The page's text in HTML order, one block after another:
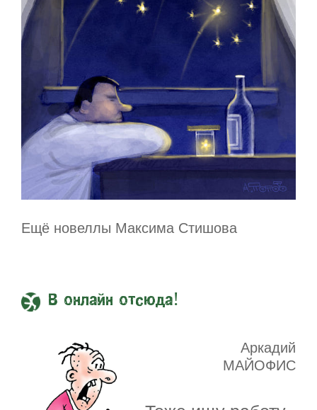
Ещё новеллы Максима Стишова
В онлайн отсюда!
Аркадий
МАЙОФИС